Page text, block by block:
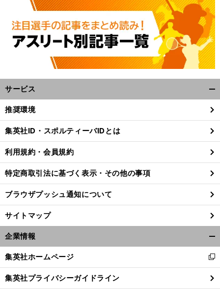
藤和巳がパ
リーグCSを予想
西武に「
線は水物
は通用しない
サービス
閉
る
推奨環境
集英社ID・スポルティーバIDとは
利用規約・会員規約
特定商取引法に基づく表示・その他の事項
ブラウザプッシュ通知について
サイトマップ
企業情報
閉
る
集英社ホームページ
新
し
い
集英社プライバシーガイドライン